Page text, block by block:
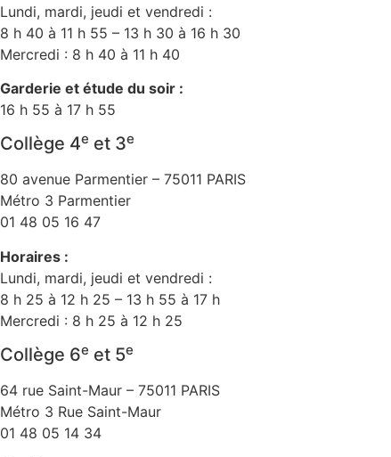
Lundi, mardi, jeudi et vendredi :
8 h 40 à 11 h 55 – 13 h 30 à 16 h 30
Mercredi : 8 h 40 à 11 h 40
Garderie et étude du soir :
16 h 55 à 17 h 55
Collège 4e et 3e
80 avenue Parmentier – 75011 PARIS
Métro 3 Parmentier
01 48 05 16 47
Horaires :
Lundi, mardi, jeudi et vendredi :
8 h 25 à 12 h 25 – 13 h 55 à 17 h
Mercredi : 8 h 25 à 12 h 25
Collège 6e et 5e
64 rue Saint-Maur – 75011 PARIS
Métro 3 Rue Saint-Maur
01 48 05 14 34